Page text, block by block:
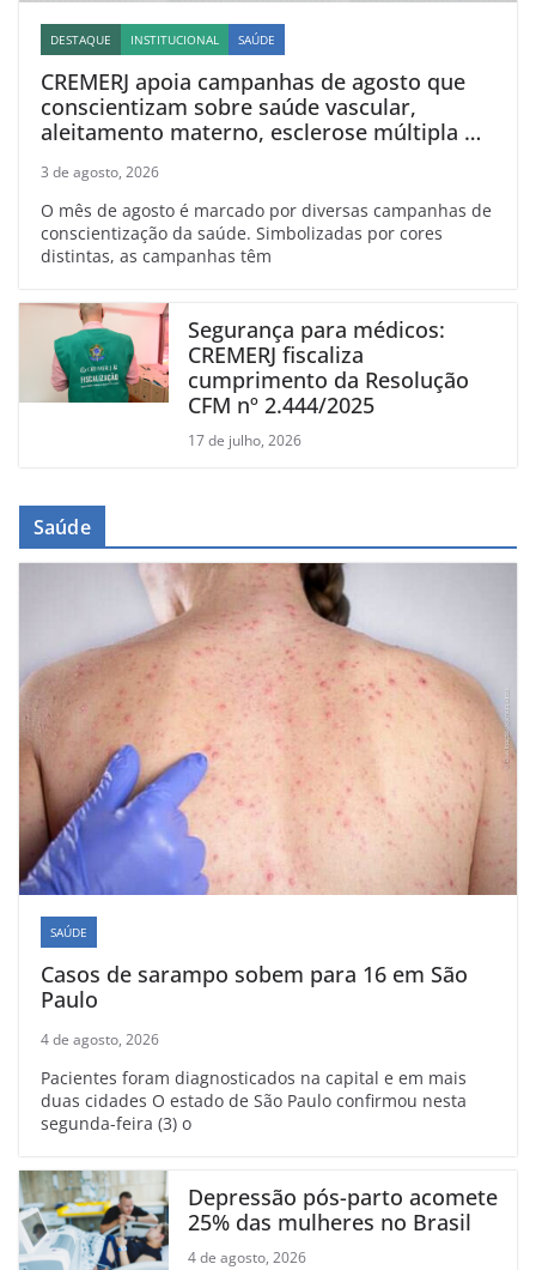
DESTAQUE INSTITUCIONAL SAÚDE
CREMERJ apoia campanhas de agosto que
conscientizam sobre saúde vascular,
aleitamento materno, esclerose múltipla e
3 de agosto, 2026
O mês de agosto é marcado por diversas campanhas de
conscientização da saúde. Simbolizadas por cores
distintas, as campanhas têm
Segurança para médicos:
CREMERJ fiscaliza
cumprimento da Resolução
CFM nº 2.444/2025
17 de julho, 2026
Saúde
SAÚDE
Casos de sarampo sobem para 16 em São
Paulo
4 de agosto, 2026
Pacientes foram diagnosticados na capital e em mais
duas cidades O estado de São Paulo confirmou nesta
segunda-feira (3) o
Depressão pós-parto acomete
25% das mulheres no Brasil
4 de agosto, 2026